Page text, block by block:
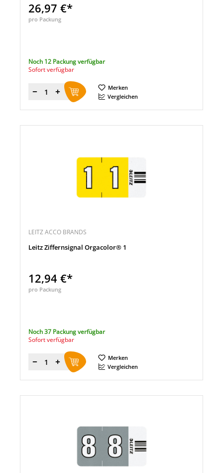
26,97 €*
pro Packung
Noch 12 Packung verfügbar
Sofort verfügbar
Menge
Merken
Vergleichen
LEITZ ACCO BRANDS
Leitz Ziffernsignal Orgacolor® 1
12,94 €*
pro Packung
Noch 37 Packung verfügbar
Sofort verfügbar
Menge
Merken
Vergleichen